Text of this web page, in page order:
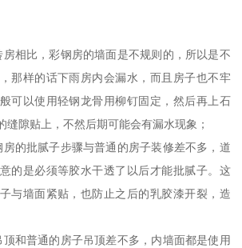
相比，彩钢房的墙面是不规则的，所以是不
那样的话下雨房内会漏水，而且房子也不牢
可以使用轻钢龙骨用柳钉固定，然后再上石
缝隙贴上，不然后期可能会有漏水现象；
的批腻子步骤与普通的房子装修差不多，道
的是必须等胶水干透了以后才能批腻子。这
与墙面紧贴，也防止之后的乳胶漆开裂，造
和普通的房子吊顶差不多，内墙面都是使用